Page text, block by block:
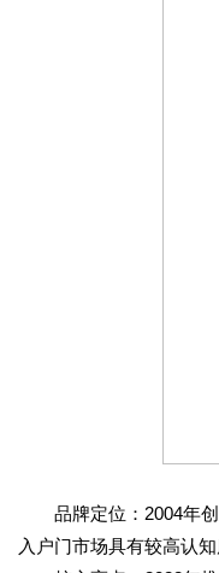
品牌定位：2004年创
入户门市场具有较高认